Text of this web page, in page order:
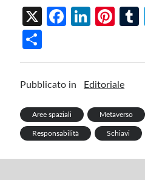
X
Fa
o
k
Li
n
Pi
t
h
ar
Pubblicato in Editoriale
Aree spaziali Metaverso
Responsabilità Schiavi